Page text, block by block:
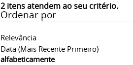
2itens atendem ao seu critério.
Ordenar por
Relevância
Data (mais Recente Primeiro)
alfabeticamente